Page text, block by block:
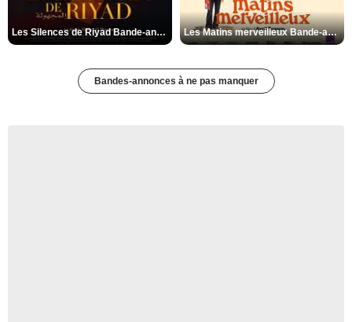
Les Silences de Riyad Bande-annonce VO STFR Les Matins merveilleux Bande-annonce VF
Bandes-annonces à ne pas manquer